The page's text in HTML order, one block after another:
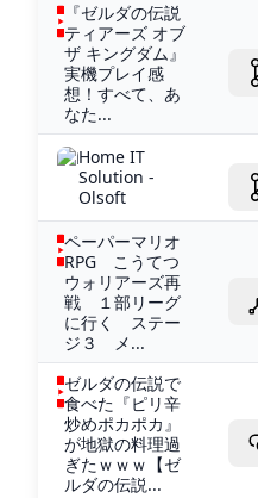
『ゼルダの伝説
ティアーズ オブ
ザ キングダム』
実機プレイ感
想！すべて、あ
なた...
Home IT
Solution -
Olsoft
ペーパーマリオ
RPG こうてつ
ウォリアーズ再
戦 １部リーグ
に行く ステー
ジ３ メ...
ゼルダの伝説で
食べた『ピリ辛
炒めポカポカ』
が地獄の料理過
ぎたｗｗｗ【ゼ
ルダの伝説...